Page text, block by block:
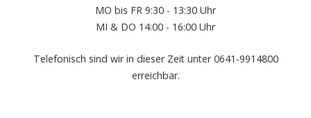
MO bis FR 9:30 - 13:30 Uhr
MI & DO 14:00 - 16:00 Uhr
Telefonisch sind wir in dieser Zeit unter 0641-9914800
erreichbar.